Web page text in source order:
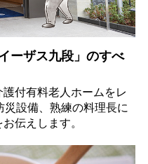
ーザス九段」のすべ
付有料老人ホームをレ
設備、熟練の料理長に
伝えします。